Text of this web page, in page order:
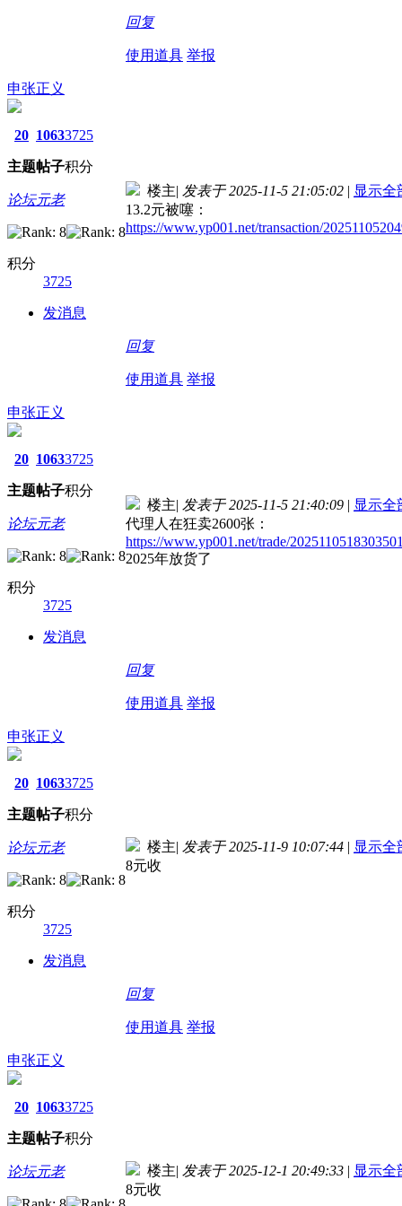
回复
使用道具 举报
申张正义
20
主题
1063
帖子
3725
积分
论坛元老
积分
3725
发消息
楼主| 发表于 2025-11-5 21:05:02 | 显示全
13.2元被噻：
https://www.yp001.net/transaction/
回复
使用道具 举报
申张正义
20
主题
1063
帖子
3725
积分
论坛元老
积分
3725
发消息
楼主| 发表于 2025-11-5 21:40:09 | 显示全
代理人在狂卖2600张：
https://www.yp001.net/trade/
2025年放货了
回复
使用道具 举报
申张正义
20
主题
1063
帖子
3725
积分
论坛元老
积分
3725
发消息
楼主| 发表于 2025-11-9 10:07:44 | 显示全
8元收
回复
使用道具 举报
申张正义
20
主题
1063
帖子
3725
积分
论坛元老 楼主| 发表于 2025-12-1 20:49:33 | 显示全
8元收